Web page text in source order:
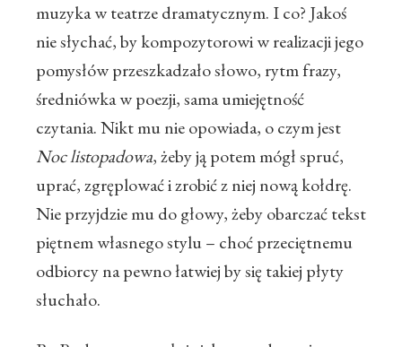
muzyka w teatrze dramatycznym. I co? Jakoś
nie słychać, by kompozytorowi w realizacji jego
pomysłów przeszkadzało słowo, rytm frazy,
średniówka w poezji, sama umiejętność
czytania. Nikt mu nie opowiada, o czym jest
Noc listopadowa, żeby ją potem mógł spruć,
uprać, zgręplować i zrobić z niej nową kołdrę.
Nie przyjdzie mu do głowy, żeby obarczać tekst
piętnem własnego stylu – choć przeciętnemu
odbiorcy na pewno łatwiej by się takiej płyty
słuchało.